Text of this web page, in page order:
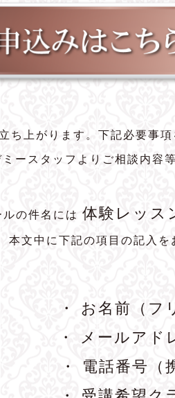
ち上がります。下記必要事項
ースタッフよりご相談内容
ルの件名には 体験レッス
本文中に下記の項目の記入を
・ お名前（フ
・ メールア
・ 電話番号（